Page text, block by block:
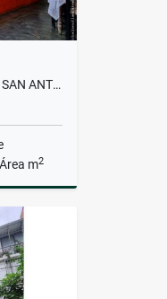
VENDO CASA FINCA PLANA SAN ANTONIO DE PRADO MEDELLIN
Área m2